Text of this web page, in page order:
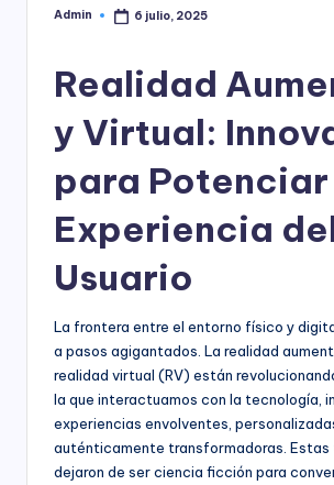
Publicado
Admin 6 julio, 2025
Realidad
y Virtual:
para Potenciar
Experiencia
Usuario
La frontera entre el entorno físico y
a pasos agigantados. La realidad
realidad virtual (RV) están
la que interactuamos con la tecnología,
experiencias envolventes,
auténticamente transformadoras. Estas
dejaron de ser ciencia ficción para